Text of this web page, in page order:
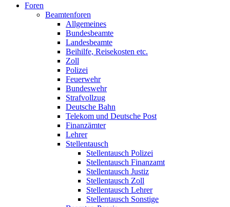
Foren
Beamtenforen
Allgemeines
Bundesbeamte
Landesbeamte
Beihilfe, Reisekosten etc.
Zoll
Polizei
Feuerwehr
Bundeswehr
Strafvollzug
Deutsche Bahn
Telekom und Deutsche Post
Finanzämter
Lehrer
Stellentausch
Stellentausch Polizei
Stellentausch Finanzamt
Stellentausch Justiz
Stellentausch Zoll
Stellentausch Lehrer
Stellentausch Sonstige